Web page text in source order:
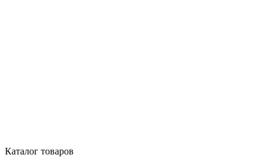
Каталог товаров